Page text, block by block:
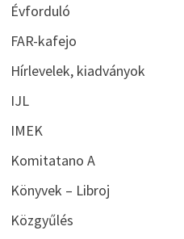
Évforduló
FAR-kafejo
Hírlevelek, kiadványok
IJL
IMEK
Komitatano A
Könyvek – Libroj
Közgyűlés